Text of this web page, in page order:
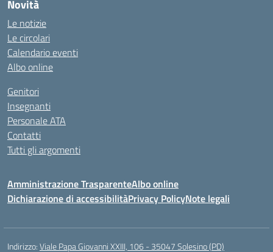
Novità
Le notizie
Le circolari
Calendario eventi
Albo online
Genitori
Insegnanti
Personale ATA
Contatti
Tutti gli argomenti
Amministrazione TrasparenteAlbo online
Dichiarazione di accessibilitàPrivacy PolicyNote legali
Indirizzo:Viale Papa Giovanni XXIII, 106 - 35047 Solesino (PD)